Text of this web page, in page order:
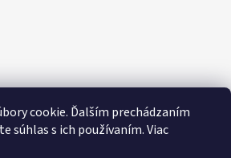
cookie. Ďalším prechádzaním
súhlas s ich používaním. Viac